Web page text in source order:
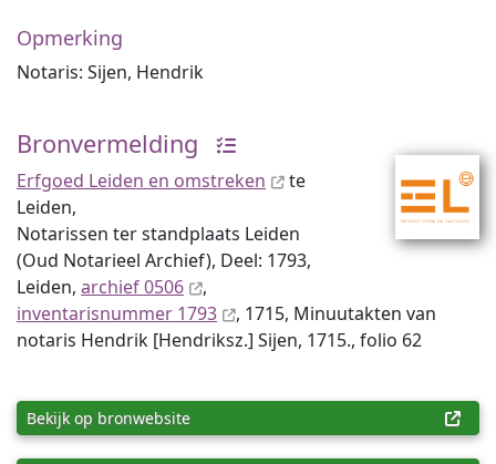
Opmerking
Notaris: Sijen, Hendrik
Bronvermelding
Erfgoed Leiden en omstreken
te
Leiden,
Notarissen ter standplaats Leiden
(Oud Notarieel Archief), Deel: 1793,
Leiden, archief 0506
,
inventaris­num­mer 1793
, 1715, Minuutakten van
notaris Hendrik [Hendriksz.] Sijen, 1715., folio 62
Bekijk op bronwebsite